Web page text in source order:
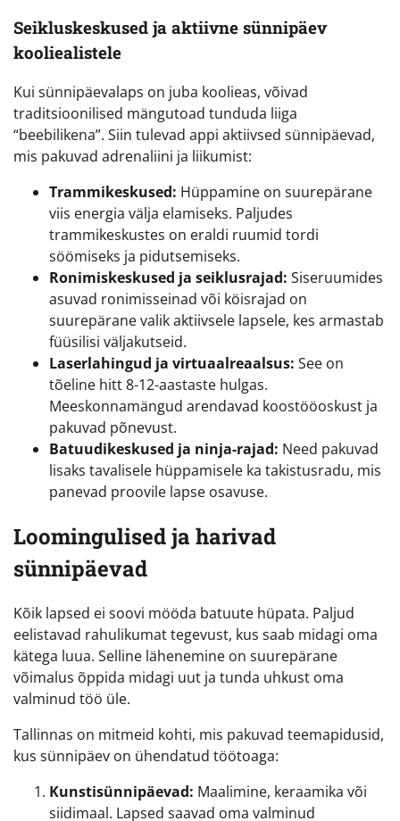
Seikluskeskused ja aktiivne sünnipäev
kooliealistele
Kui sünnipäevalaps on juba koolieas, võivad
traditsioonilised mängutoad tunduda liiga
“beebilikena”. Siin tulevad appi aktiivsed sünnipäevad,
mis pakuvad adrenaliini ja liikumist:
Trammikeskused: Hüppamine on suurepärane
viis energia välja elamiseks. Paljudes
trammikeskustes on eraldi ruumid tordi
söömiseks ja pidutsemiseks.
Ronimiskeskused ja seiklusrajad: Siseruumides
asuvad ronimisseinad või köisrajad on
suurepärane valik aktiivsele lapsele, kes armastab
füüsilisi väljakutseid.
Laserlahingud ja virtuaalreaalsus: See on
tõeline hitt 8-12-aastaste hulgas.
Meeskonnamängud arendavad koostööoskust ja
pakuvad põnevust.
Batuudikeskused ja ninja-rajad: Need pakuvad
lisaks tavalisele hüppamisele ka takistusradu, mis
panevad proovile lapse osavuse.
Loomingulised ja harivad
sünnipäevad
Kõik lapsed ei soovi mööda batuute hüpata. Paljud
eelistavad rahulikumat tegevust, kus saab midagi oma
kätega luua. Selline lähenemine on suurepärane
võimalus õppida midagi uut ja tunda uhkust oma
valminud töö üle.
Tallinnas on mitmeid kohti, mis pakuvad teemapidusid,
kus sünnipäev on ühendatud töötoaga:
Kunstisünnipäevad: Maalimine, keraamika või
siidimaal. Lapsed saavad oma valminud